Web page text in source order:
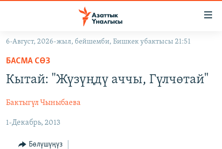
Навигацияга
өтүңүз
Издөөгө
салыңыз
КЫРГЫЗСТАН
САЯСАТ
ЭКОНОМИКА
МАДАНИЯТ
ДҮЙНӨ
БОРБОР АЗИЯ
УКРАИНА
АТАЙЫН ИЛИКТӨӨ
ТВ ПРОГРАММАЛАР
6-Август, 2026-жыл, бейшемби, Бишкек убактысы 21:51
БАСМА СӨЗ
Кытай: "Жүзүңдү аччы, Гүлчөтай"
Бактыгүл Чыныбаева
1-Декабрь, 2013
Бөлүшүңүз